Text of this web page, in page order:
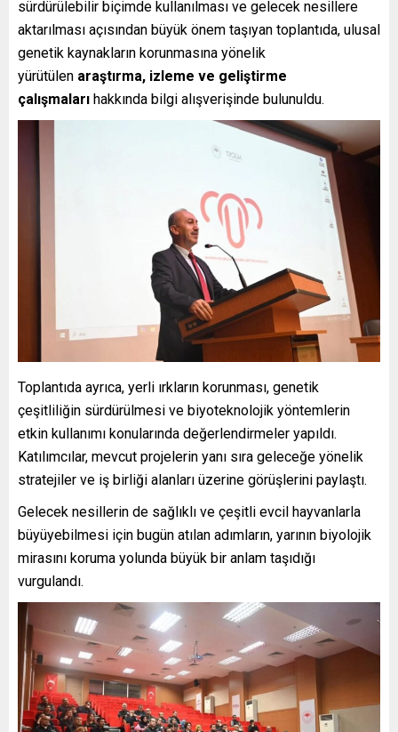
sürdürülebilir biçimde kullanılması ve gelecek nesillere
aktarılması açısından büyük önem taşıyan toplantıda, ulusal
genetik kaynakların korunmasına yönelik
yürütülen araştırma, izleme ve geliştirme
çalışmaları hakkında bilgi alışverişinde bulunuldu.
Toplantıda ayrıca, yerli ırkların korunması, genetik
çeşitliliğin sürdürülmesi ve biyoteknolojik yöntemlerin
etkin kullanımı konularında değerlendirmeler yapıldı.
Katılımcılar, mevcut projelerin yanı sıra geleceğe yönelik
stratejiler ve iş birliği alanları üzerine görüşlerini paylaştı.
Gelecek nesillerin de sağlıklı ve çeşitli evcil hayvanlarla
büyüyebilmesi için bugün atılan adımların, yarının biyolojik
mirasını koruma yolunda büyük bir anlam taşıdığı
vurgulandı.